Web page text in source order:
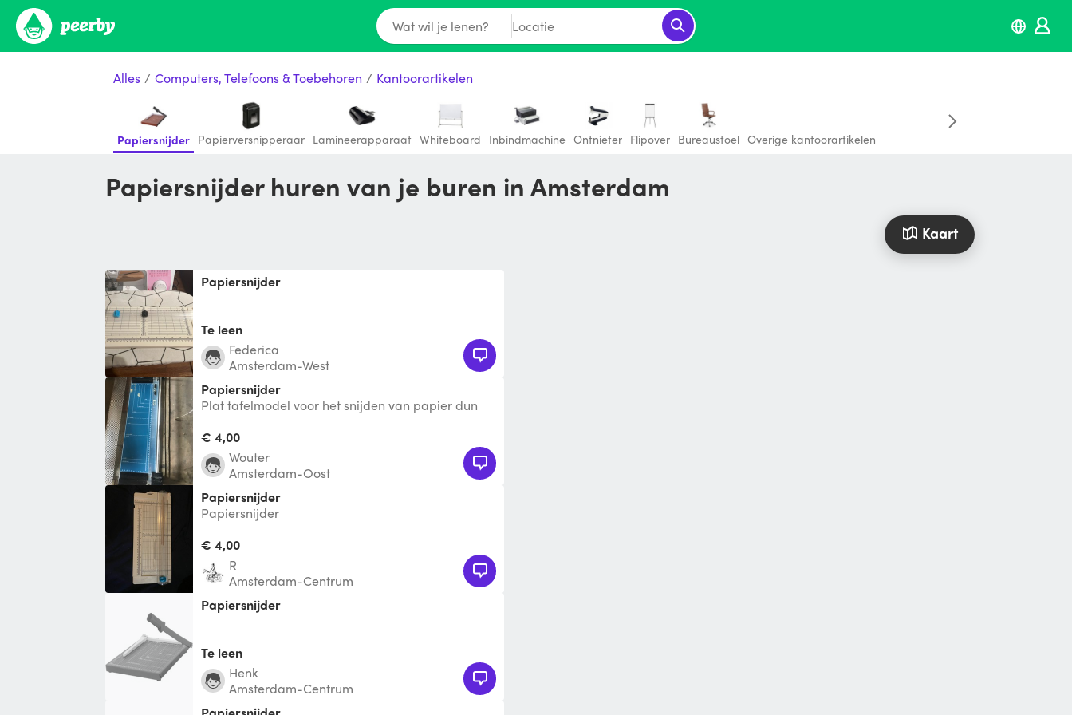
Wat wil je lenen? Locatie
Alles / Computers, Telefoons & Toebehoren / Kantoorartikelen
Papiersnijder Papierversnipperaar Lamineerapparaat Whiteboard Inbindmachine Ontnieter Flipover Bureaustoel Overige kantoorartikelen
Papiersnijder huren van je buren in Amsterdam
Kaart
Papiersnijder
Te leen
Federica
Amsterdam-West
Papiersnijder
Plat tafelmodel voor het snijden van papier dun
€ 4,00
Wouter
Amsterdam-Oost
Papiersnijder
Papiersnijder
€ 4,00
R
Amsterdam-Centrum
Papiersnijder
Te leen
Henk
Amsterdam-Centrum